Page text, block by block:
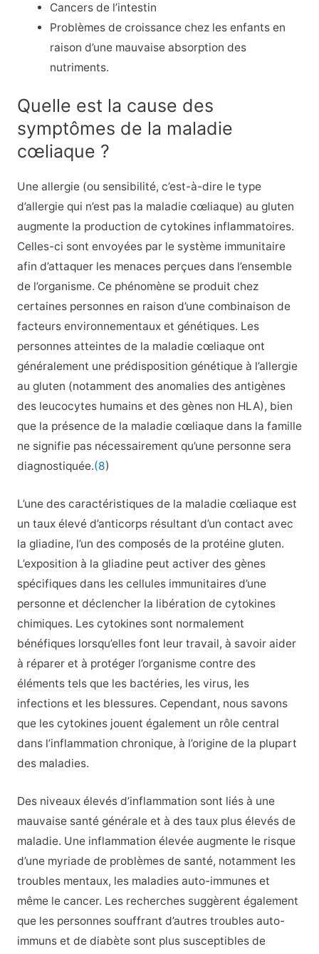
Cancers de l’intestin
Problèmes de croissance chez les enfants en
raison d’une mauvaise absorption des
nutriments.
Quelle est la cause des
symptômes de la maladie
cœliaque ?
Une allergie (ou sensibilité, c’est-à-dire le type
d’allergie qui n’est pas la maladie cœliaque) au gluten
augmente la production de cytokines inflammatoires.
Celles-ci sont envoyées par le système immunitaire
afin d’attaquer les menaces perçues dans l’ensemble
de l’organisme. Ce phénomène se produit chez
certaines personnes en raison d’une combinaison de
facteurs environnementaux et génétiques. Les
personnes atteintes de la maladie cœliaque ont
généralement une prédisposition génétique à l’allergie
au gluten (notamment des anomalies des antigènes
des leucocytes humains et des gènes non HLA), bien
que la présence de la maladie cœliaque dans la famille
ne signifie pas nécessairement qu’une personne sera
diagnostiquée.(8)
L’une des caractéristiques de la maladie cœliaque est
un taux élevé d’anticorps résultant d’un contact avec
la gliadine, l’un des composés de la protéine gluten.
L’exposition à la gliadine peut activer des gènes
spécifiques dans les cellules immunitaires d’une
personne et déclencher la libération de cytokines
chimiques. Les cytokines sont normalement
bénéfiques lorsqu’elles font leur travail, à savoir aider
à réparer et à protéger l’organisme contre des
éléments tels que les bactéries, les virus, les
infections et les blessures. Cependant, nous savons
que les cytokines jouent également un rôle central
dans l’inflammation chronique, à l’origine de la plupart
des maladies.
Des niveaux élevés d’inflammation sont liés à une
mauvaise santé générale et à des taux plus élevés de
maladie. Une inflammation élevée augmente le risque
d’une myriade de problèmes de santé, notamment les
troubles mentaux, les maladies auto-immunes et
même le cancer. Les recherches suggèrent également
que les personnes souffrant d’autres troubles auto-
immuns et de diabète sont plus susceptibles de